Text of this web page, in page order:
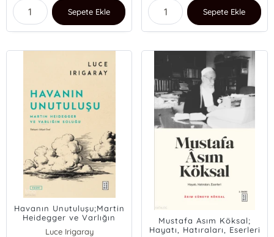
Sepete Ekle Sepete Ekle
Havanın Unutuluşu;Martin
Heidegger ve Varlığın
Luce Irigaray
Mustafa Asım Köksal;
Hayatı, Hatıraları, Eserleri